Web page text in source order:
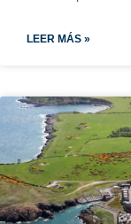
LEER MÁS »